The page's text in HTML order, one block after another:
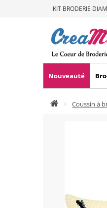
KIT BRODERIE
Nouveauté
Coussin à